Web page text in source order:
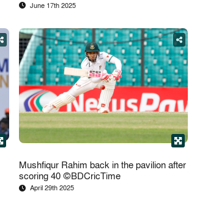
Facebook
Tweet
Copy
June 17th 2025
Mushfiqur Rahim back in the pavilion after
scoring 40 ©BDCricTime
April 29th 2025